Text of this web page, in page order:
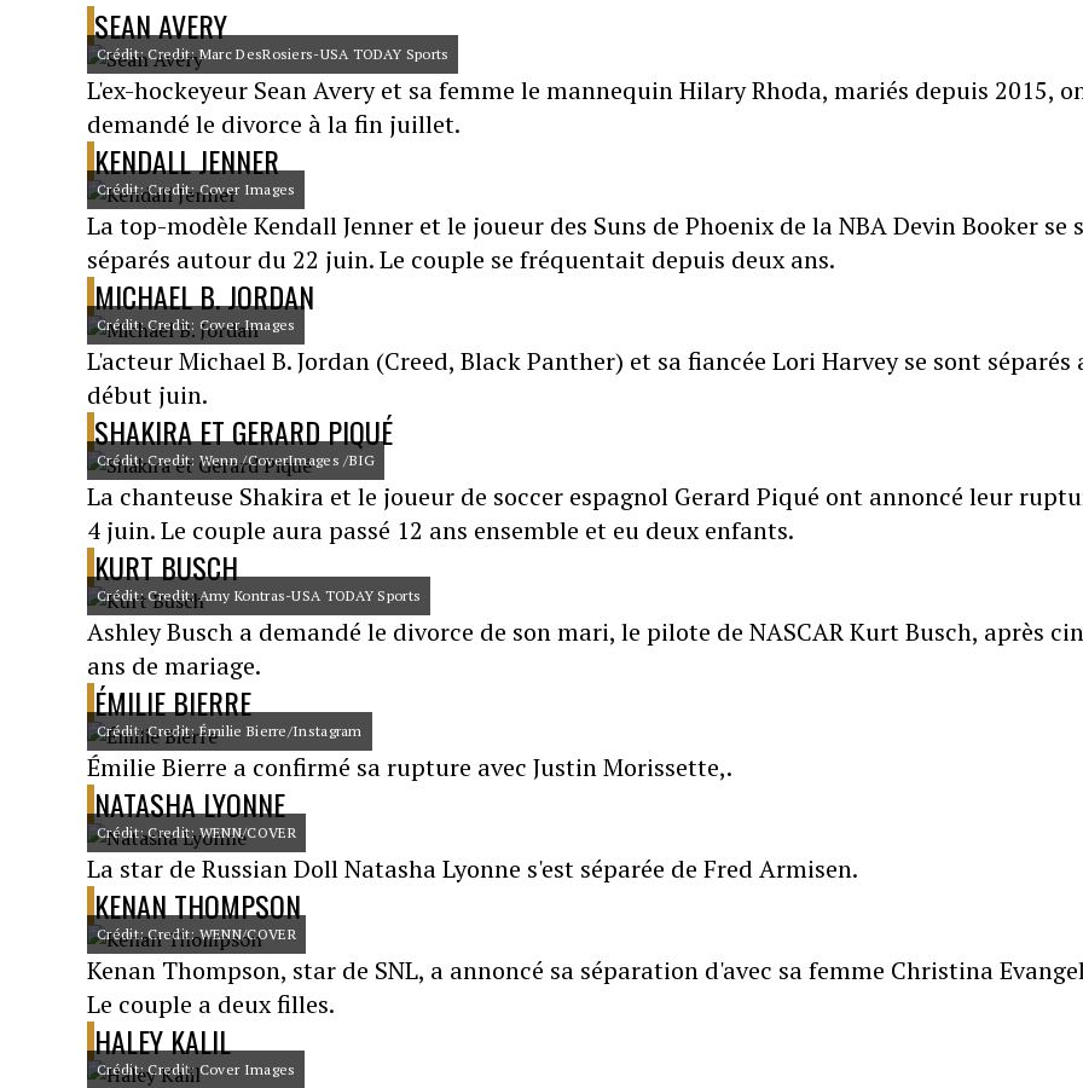
SEAN AVERY
Crédit: Credit: Marc DesRosiers-USA TODAY Sports
L'ex-hockeyeur Sean Avery et sa femme le mannequin Hilary Rhoda, mariés depuis 2015,
demandé le divorce à la fin juillet.
KENDALL JENNER
Crédit: Credit: Cover Images
La top-modèle Kendall Jenner et le joueur des Suns de Phoenix de la NBA Devin Booker se
séparés autour du 22 juin. Le couple se fréquentait depuis deux ans.
MICHAEL B. JORDAN
Crédit: Credit: Cover Images
L'acteur Michael B. Jordan (Creed, Black Panther) et sa fiancée Lori Harvey se sont séparés
début juin.
SHAKIRA ET GERARD PIQUÉ
Crédit: Credit: Wenn /CoverImages /BIG
La chanteuse Shakira et le joueur de soccer espagnol Gerard Piqué ont annoncé leur
4 juin. Le couple aura passé 12 ans ensemble et eu deux enfants.
KURT BUSCH
Crédit: Credit: Amy Kontras-USA TODAY Sports
Ashley Busch a demandé le divorce de son mari, le pilote de NASCAR Kurt Busch, après
ans de mariage.
ÉMILIE BIERRE
Crédit: Credit: Émilie Bierre/Instagram
Émilie Bierre a confirmé sa rupture avec Justin Morissette,.
NATASHA LYONNE
Crédit: Credit: WENN/COVER
La star de Russian Doll Natasha Lyonne s'est séparée de Fred Armisen.
KENAN THOMPSON
Crédit: Credit: WENN/COVER
Kenan Thompson, star de SNL, a annoncé sa séparation d'avec sa femme Christina
Le couple a deux filles.
HALEY KALIL
Crédit: Credit: Cover Images